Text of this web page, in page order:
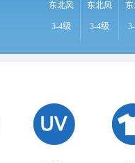
东北风
3-4级
东北风
3-4级